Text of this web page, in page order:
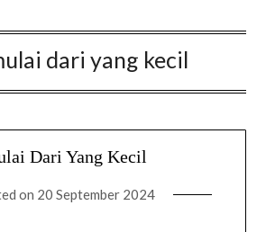
dari yang kecil
Dari Yang Kecil
on 20 September 2024